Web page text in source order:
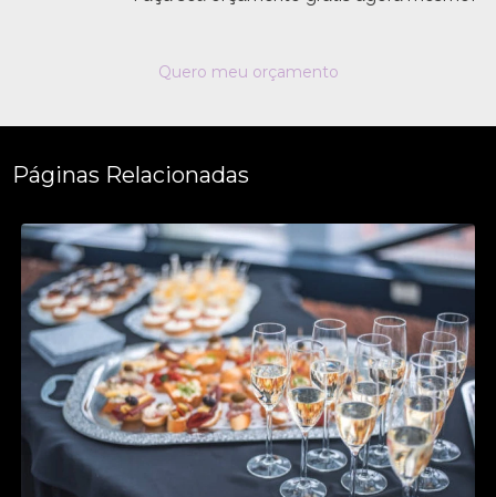
Quero meu orçamento
Páginas Relacionadas